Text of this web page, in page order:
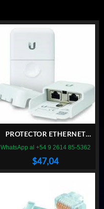
PROTECTOR ETHERNET
UBIQUITI ETH-SP-GEN2
$47,04
WhatsApp al +54 9 2614 85-5362